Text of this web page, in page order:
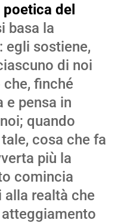
poetica del
basa la
egli sostiene,
di noi
finché
e pensa in
quando
cosa che fa
più la
comincia
realtà che